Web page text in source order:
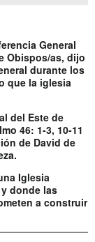
General
Obispos/as, dijo
durante los
que la iglesia
del Este de
46: 1-3, 10-11
de David de
Iglesia
donde las
a construir